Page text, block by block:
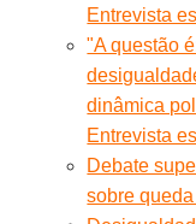
Entrevista
"A questão
dinâmica
Entrevista
Debate
sobre